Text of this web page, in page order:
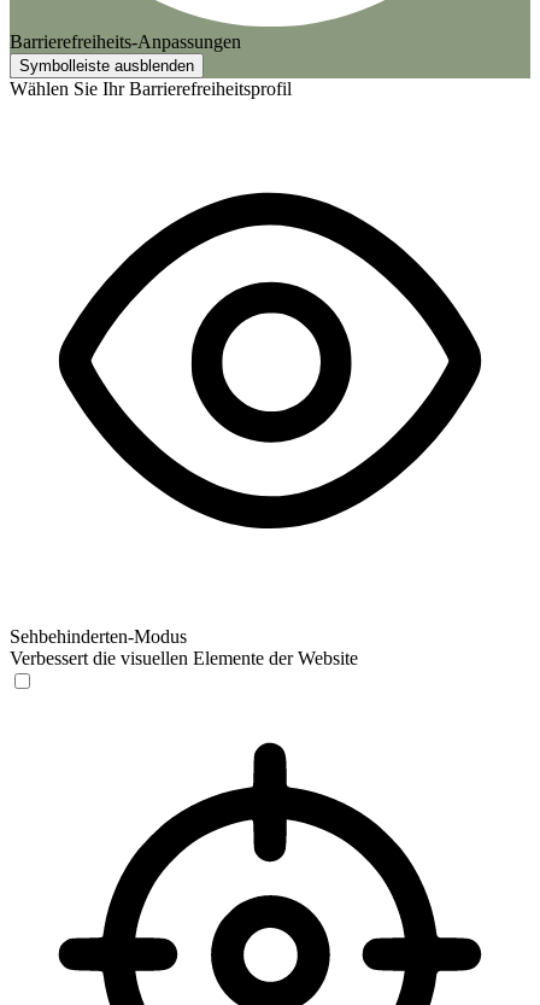
Barrierefreiheits-Anpassungen
Symbolleiste ausblenden
Wählen Sie Ihr Barrierefreiheitsprofil
Sehbehinderten-Modus
Verbessert die visuellen Elemente der Website